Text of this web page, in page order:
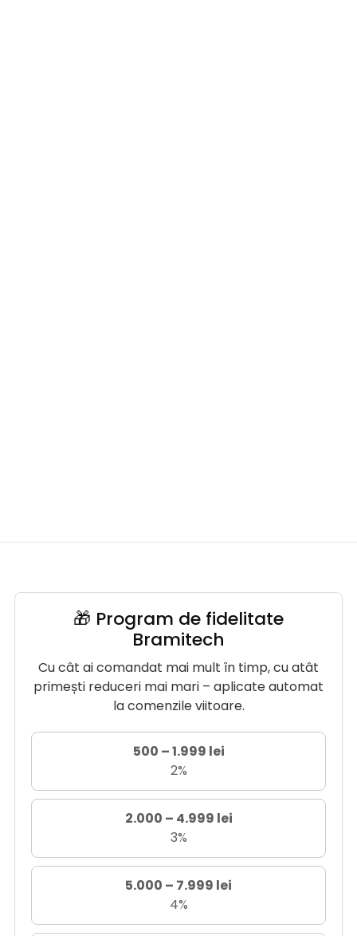
🎁 Program de fidelitate
Bramitech
Cu cât ai comandat mai mult în timp, cu atât
primești reduceri mai mari – aplicate automat
la comenzile viitoare.
500 – 1.999 lei
2%
2.000 – 4.999 lei
3%
5.000 – 7.999 lei
4%